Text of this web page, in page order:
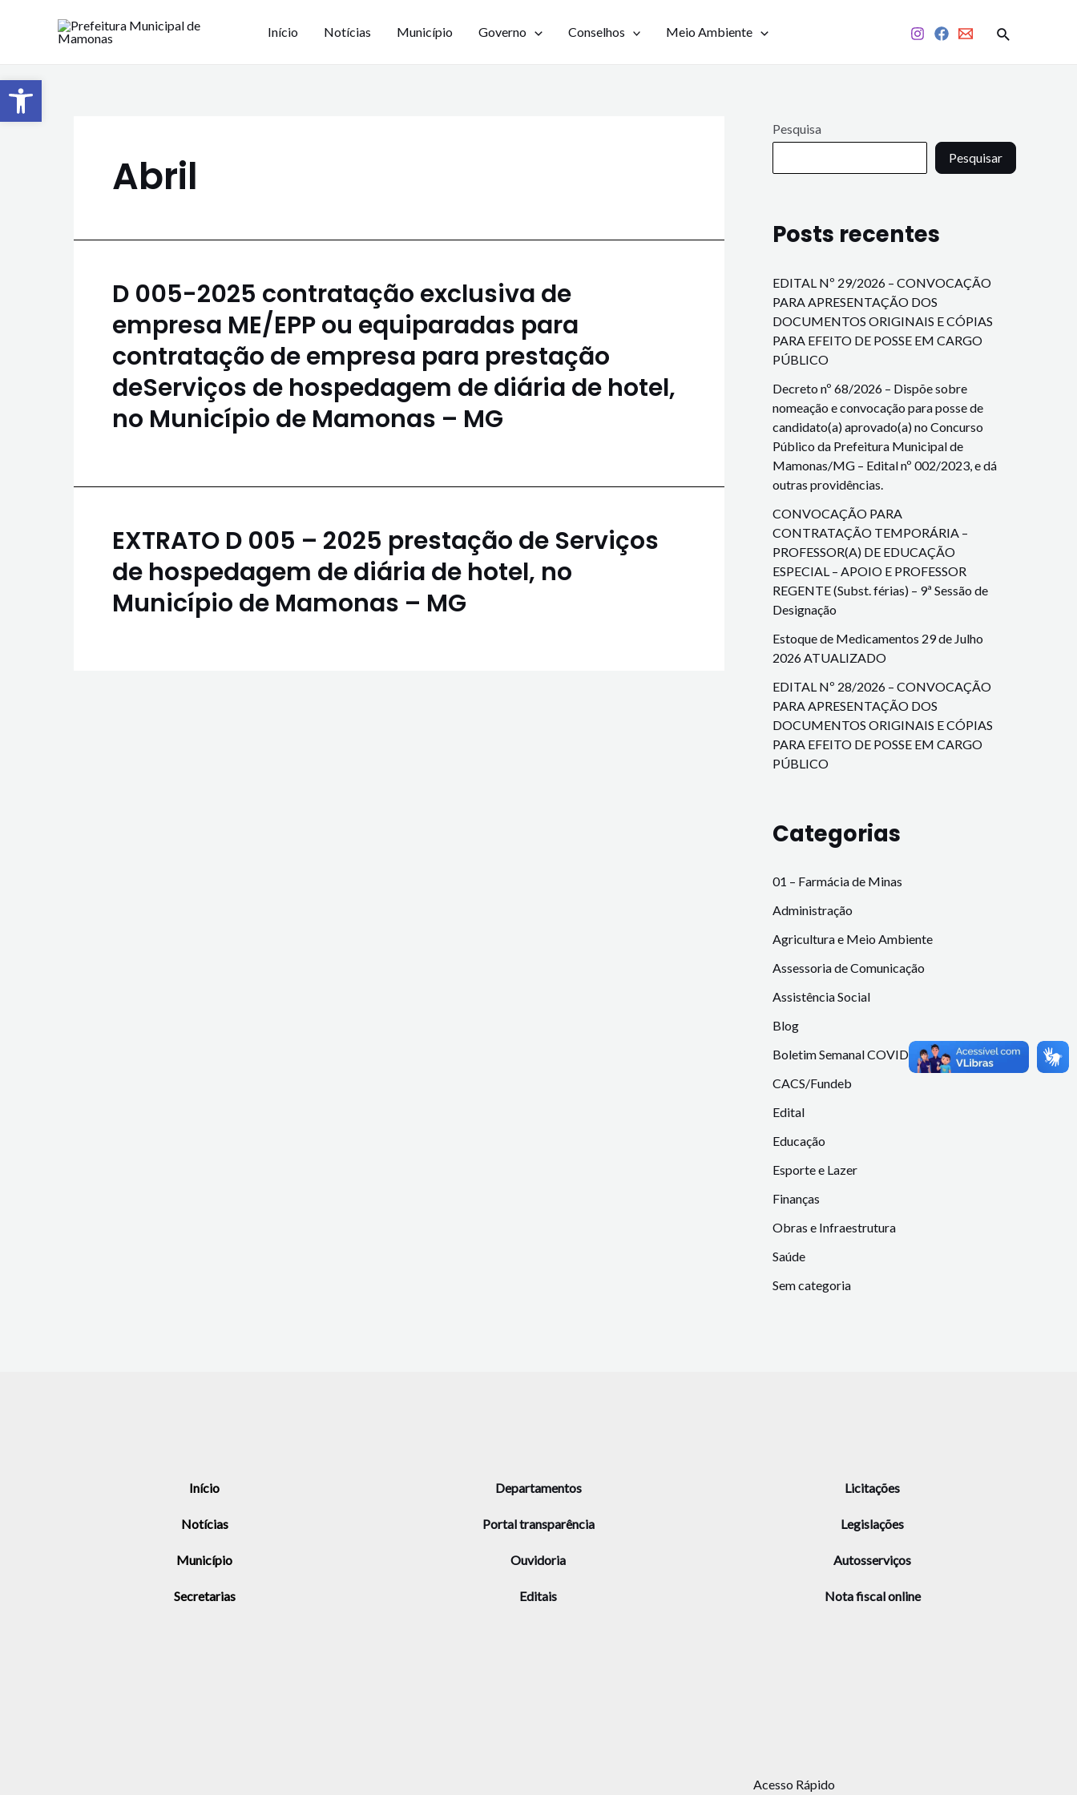
Início Notícias Município Governo Conselhos Meio Ambiente
Abril
D 005-2025 contratação exclusiva de
empresa ME/EPP ou equiparadas para
contratação de empresa para prestação
deServiços de hospedagem de diária de hotel,
no Município de Mamonas – MG
EXTRATO D 005 – 2025 prestação de Serviços
de hospedagem de diária de hotel, no
Município de Mamonas – MG
Pesquisa
Pesquisar
Posts recentes
EDITAL Nº 29/2026 – CONVOCAÇÃO
PARA APRESENTAÇÃO DOS
DOCUMENTOS ORIGINAIS E CÓPIAS
PARA EFEITO DE POSSE EM CARGO
PÚBLICO
Decreto nº 68/2026 – Dispõe sobre
nomeação e convocação para posse de
candidato(a) aprovado(a) no Concurso
Público da Prefeitura Municipal de
Mamonas/MG – Edital nº 002/2023, e dá
outras providências.
CONVOCAÇÃO PARA
CONTRATAÇÃO TEMPORÁRIA –
PROFESSOR(A) DE EDUCAÇÃO
ESPECIAL – APOIO E PROFESSOR
REGENTE (Subst. férias) – 9ª Sessão de
Designação
Estoque de Medicamentos 29 de Julho
2026 ATUALIZADO
EDITAL Nº 28/2026 – CONVOCAÇÃO
PARA APRESENTAÇÃO DOS
DOCUMENTOS ORIGINAIS E CÓPIAS
PARA EFEITO DE POSSE EM CARGO
PÚBLICO
Categorias
01 – Farmácia de Minas
Administração
Agricultura e Meio Ambiente
Assessoria de Comunicação
Assistência Social
Blog
Boletim Semanal COVID-19
CACS/Fundeb
Edital
Educação
Esporte e Lazer
Finanças
Obras e Infraestrutura
Saúde
Sem categoria
Início
Notícias
Município
Secretarias
Departamentos
Portal transparência
Ouvidoria
Editais
Licitações
Legislações
Autosserviços
Nota fiscal online
Acesso Rápido
Barra de Ferramentas Aberta